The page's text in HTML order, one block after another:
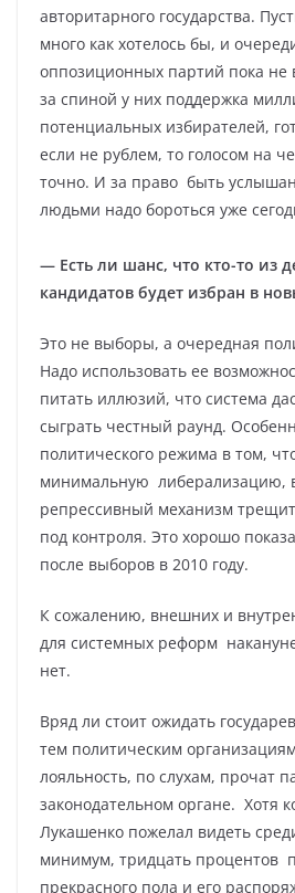
авторитарного государства.
много как хотелось бы, и
оппозиционных партий пока не
за спиной у них поддержка
потенциальных избирателей,
если не рублем, то голосом на
точно. И за право быть
людьми надо бороться уже
— Есть ли шанс, что кто-то из
кандидатов будет избран в
Это не выборы, а очередная
Надо использовать ее
питать иллюзий, что система
сыграть честный раунд.
политического режима в том,
минимальную либерализацию,
репрессивный механизм
под контроля. Это хорошо
после выборов в 2010 году.
К сожалению, внешних и
для системных реформ
нет.
Вряд ли стоит ожидать
тем политическим
лояльность, по слухам, прочат
законодательном органе. Хотя
Лукашенко пожелал видеть
минимум, тридцать процентов
прекрасного пола и его